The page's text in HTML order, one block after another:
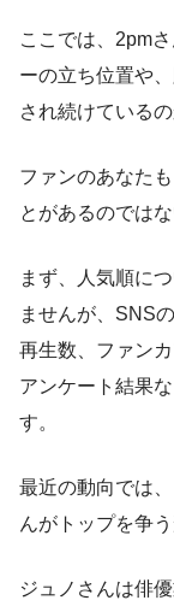
ここでは、2pm
ーの立ち位置や
され続けている
ファンのあなた
とがあるのでは
まず、人気順に
ませんが、SNS
再生数、ファン
アンケート結果
す。
最近の動向では
んがトップを争
ジュノさんは俳